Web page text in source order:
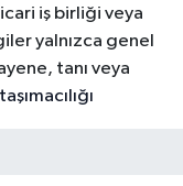
iş birliği veya
yalnızca genel
tanı veya